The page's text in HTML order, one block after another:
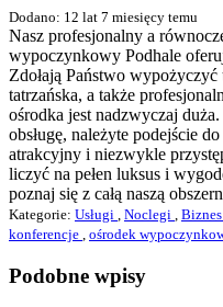
Dodano: 12 lat 7 miesięcy temu
Nasz profesjonalny a
wypoczynkowy Podhale
Zdołają Państwo
tatrzańska, a także
ośrodka jest nadzwyczaj
obsługę, należyte podejście
atrakcyjny i niezwykle
liczyć na pełen luksus i
poznaj się z całą naszą
Kategorie: Usługi Noclegi Biznes
konferencje ośrodek
Podobne wpisy